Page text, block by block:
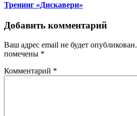
Тренинг «Дискавери»
Добавить комментарий
Ваш адрес email не будет опубликован.
помечены *
Комментарий *